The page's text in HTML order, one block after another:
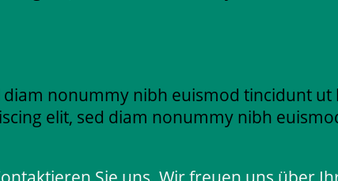
nonummy nibh euismod tincidunt
elit, sed diam nonummy nibh